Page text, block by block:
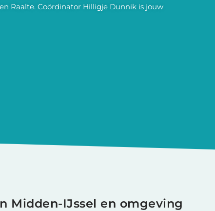
Raalte. Coördinator Hilligje Dunnik is jouw
Midden-IJssel en omgeving